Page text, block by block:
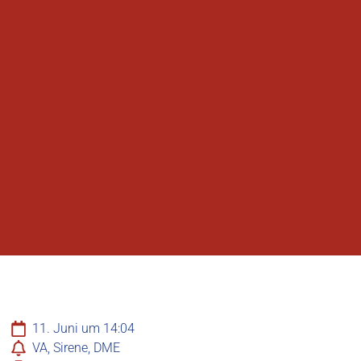
11. Juni um 14:04
VA, Sirene, DME